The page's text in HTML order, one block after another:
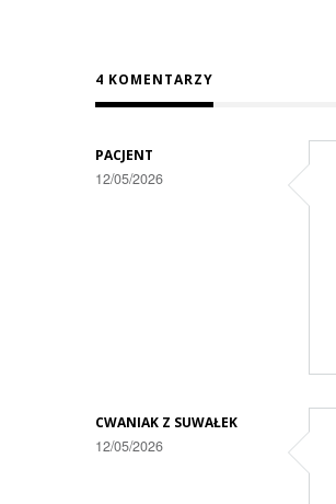
4 KOMENTARZY
PACJENT
12/05/2026
CWANIAK Z SUWAŁEK
12/05/2026